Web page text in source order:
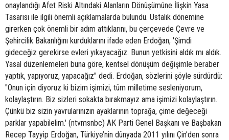
onaylandığı Afet Riski Altındaki Alanların Dönüşümüne İlişkin Yasa
Tasarısı ile ilgili önemli açıklamalarda bulundu. Ustalık dönemine
girerken çok önemli bir adım attıklarını, bu çerçevede Çevre ve
Şehircilik Bakanlığını kurduklarını ifade eden Erdoğan, 'Şimdi
gideceğiz gerekirse evleri yıkayacağız. Bunun yetkisini aldık mı aldık.
Yasal düzenlemeleri buna göre, kentsel dönüşüm değişimle beraber
yaptık, yapıyoruz, yapacağız" dedi. Erdoğan, sözlerini şöyle sürdürdü:
"Onun için diyoruz ki bizim işimizi, tüm milletime sesleniyorum,
kolaylaştırın. Biz sizleri sokakta bırakmayız ama işimizi kolaylaştırın.
Çünkü biz sizin yavrularınızın ayaklarının toprağa, çime değeceği
parklar yapabilelim.' (ntvmsnbc) AK Parti Genel Başkanı ve Başbakan
Recep Tayyip Erdoğan, Türkiye’nin dünyada 2011 yılını Çin’den sonra